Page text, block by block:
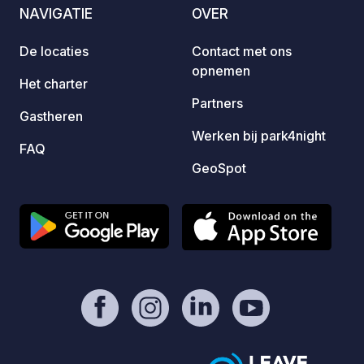
and
or
NAVIGATIE
De locaties
Het charter
Gastheren
FAQ
OVER
Contact met ons
opnemen
Partners
Werken bij park4night
GeoSpot